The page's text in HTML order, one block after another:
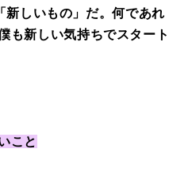
しいもの」だ。何であれ
も新しい気持ちでスタート
こと